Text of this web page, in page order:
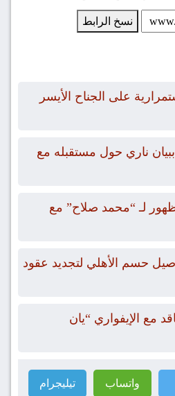
نسخ الرابط
على الجناح الأيسر
ناري حول مستقبله مع
لـ “محمد صلاح” مع
حسم الأهلي لتجديد عقود
مع الإيفواري “يان
واتساب تيليجرام